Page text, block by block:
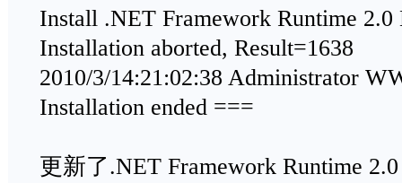
Install .NET Framework Runtime 2.0
Installation aborted, Result=1638
2010/3/14:21:02:38 Administrator
Installation ended ===
更新了.NET Framework Runtime